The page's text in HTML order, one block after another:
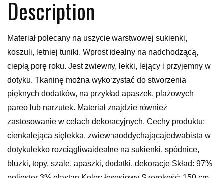
Description
Materiał polecany na uszycie warstwowej sukienki,
koszuli, letniej tuniki. Wprost idealny na nadchodzącą,
ciepłą porę roku. Jest zwiewny, lekki, lejący i przyjemny w
dotyku. Tkaninę można wykorzystać do stworzenia
pięknych dodatków, na przykład apaszek, plażowych
pareo lub narzutek. Materiał znajdzie również
zastosowanie w celach dekoracyjnych. Cechy produktu:
cienkalejąca sięlekka, zwiewnaoddychającajedwabista w
dotykulekko rozciągliwaidealne na sukienki, spódnice,
bluzki, topy, szale, apaszki, dodatki, dekoracje Skład: 97%